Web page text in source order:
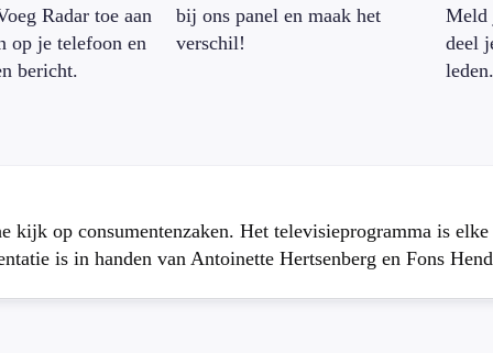
Radar toe aan
op je telefoon en
bericht.
bij ons panel en maak het
verschil!
Meld
deel
leden.
kijk op consumentenzaken. Het televisieprogramma is elke
is in handen van Antoinette Hertsenberg en Fons